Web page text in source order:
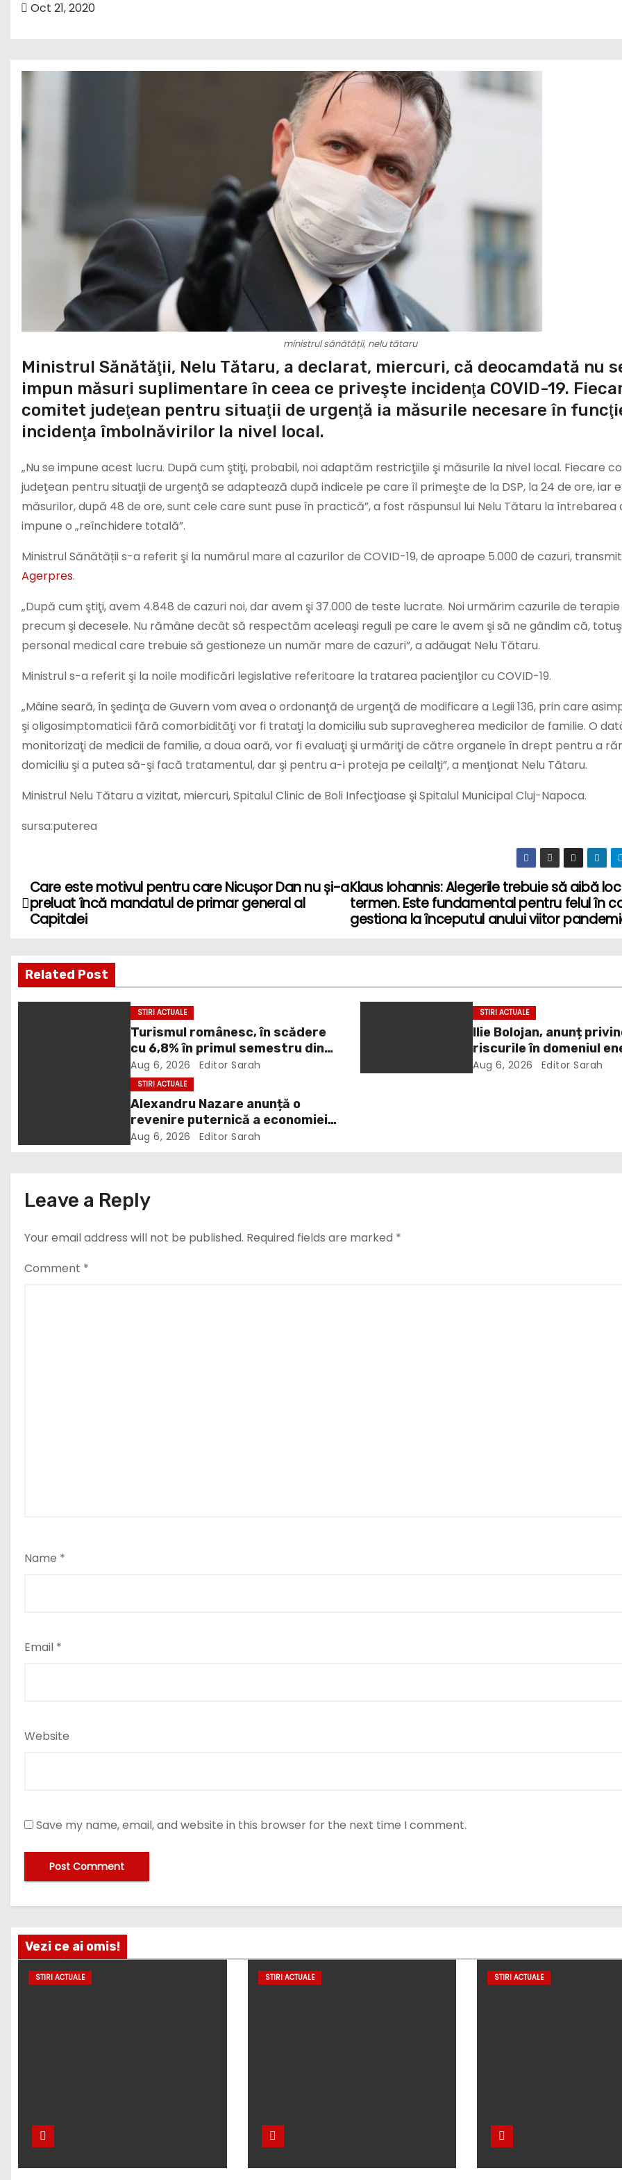
Oct 21, 2020
ministrul sănătății, nelu tătaru
Ministrul Sănătăţii, Nelu Tătaru, a declarat, miercuri, că deocamdată nu
impun măsuri suplimentare în ceea ce priveşte incidenţa COVID-19.
comitet judeţean pentru situaţii de urgenţă ia măsurile necesare în
incidenţa îmbolnăvirilor la nivel local.
„Nu se impune acest lucru. După cum ştiţi, probabil, noi adaptăm restricţiile şi măsurile la nivel local. Fiecare
judeţean pentru situaţii de urgenţă se adaptează după indicele pe care îl primeşte de la DSP, la 24 de ore, iar
măsurilor, după 48 de ore, sunt cele care sunt puse în practică”, a fost răspunsul lui Nelu Tătaru la întrebarea
impune o „reînchidere totală”.
Ministrul Sănătății s-a referit şi la numărul mare al cazurilor de COVID-19, de aproape 5.000 de cazuri,
Agerpres.
„După cum ştiţi, avem 4.848 de cazuri noi, dar avem şi 37.000 de teste lucrate. Noi urmărim cazurile de
precum şi decesele. Nu rămâne decât să respectăm aceleaşi reguli pe care le avem şi să ne gândim că,
personal medical care trebuie să gestioneze un număr mare de cazuri”, a adăugat Nelu Tătaru.
Ministrul s-a referit şi la noile modificări legislative referitoare la tratarea pacienţilor cu COVID-19.
„Mâine seară, în şedinţa de Guvern vom avea o ordonanţă de urgenţă de modificare a Legii 136, prin care
şi oligosimptomaticii fără comorbidităţi vor fi trataţi la domiciliu sub supravegherea medicilor de familie. O
monitorizaţi de medicii de familie, a doua oară, vor fi evaluaţi şi urmăriţi de către organele în drept pentru a
domiciliu şi a putea să-şi facă tratamentul, dar şi pentru a-i proteja pe ceilalţi”, a menţionat Nelu Tătaru.
Ministrul Nelu Tătaru a vizitat, miercuri, Spitalul Clinic de Boli Infecţioase şi Spitalul Municipal Cluj-Napoca.
sursa:puterea
P
o
t
n
i
o
n
Klaus Iohannis: Alegerile trebuie să aibă
termen. Este fundamental pentru felul în
gestiona la începutul anului viitor
Care este motivul pentru care Nicușor Dan nu și-a
preluat încă mandatul de primar general al
Capitalei
Related Post
STIRI ACTUALE
Turismul românesc, în scădere
cu 6,8% în primul semestru din
2026
Aug 6, 2026 Editor Sarah
STIRI ACTUALE
Ilie Bolojan, anunț
riscurile în domeniul
electrice. Ce a decis
Aug 6, 2026 Editor Sarah
STIRI ACTUALE
Alexandru Nazare anunță o
revenire puternică a economiei
în 2027: Inflația va scădea,
Aug 6, 2026 Editor Sarah
Leave a Reply
Your email address will not be published. Required fields are marked *
Comment *
Name *
Email *
Website
Save my name, email, and website in this browser for the next time I comment.
Vezi ce ai omis!
STIRI ACTUALE STIRI ACTUALE STIRI ACTUALE